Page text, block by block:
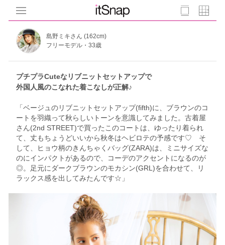
島野ミキさん (162cm)
フリーモデル・33歳
プチプラCuteなリブニットセットアップで
外国人風のこなれた着こなしが正解♪
「ベージュのリブニットセットアップ(fifth)に、ブラウンのコ
ートを羽織って秋らしいトーンを意識してみました。古着屋
さん(2nd STREET)で買ったこのコートは、ゆったり着られ
て、丈もちょうどいいから秋冬はヘビロテの予感です♡ そ
して、ヒョウ柄のきんちゃくバッグ(ZARA)は、ミニサイズな
のにインパクトがあるので、コーデのアクセントになるのが
◎。足元にダークブラウンのモカシン(GRL)を合わせて、リ
ラックス感を出してみたんです☆」